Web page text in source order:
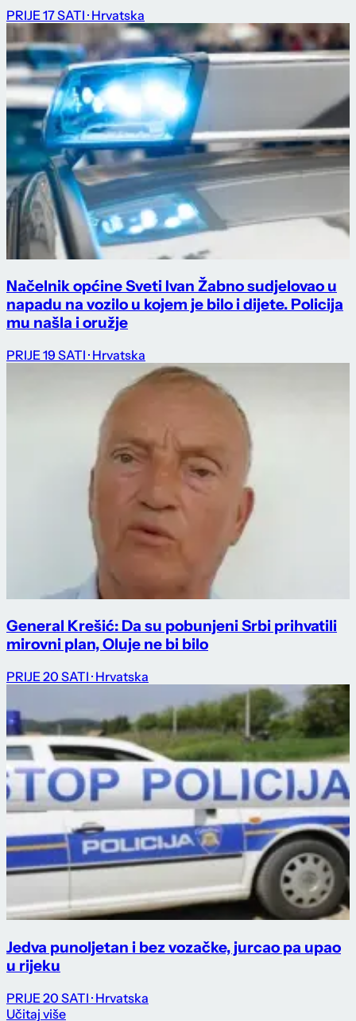
PRIJE 17 SATI · Hrvatska
Načelnik općine Sveti Ivan Žabno sudjelovao u
napadu na vozilo u kojem je bilo i dijete. Policija
mu našla i oružje
PRIJE 19 SATI · Hrvatska
General Krešić: Da su pobunjeni Srbi prihvatili
mirovni plan, Oluje ne bi bilo
PRIJE 20 SATI · Hrvatska
Jedva punoljetan i bez vozačke, jurcao pa upao
u rijeku
PRIJE 20 SATI · Hrvatska
Učitaj više